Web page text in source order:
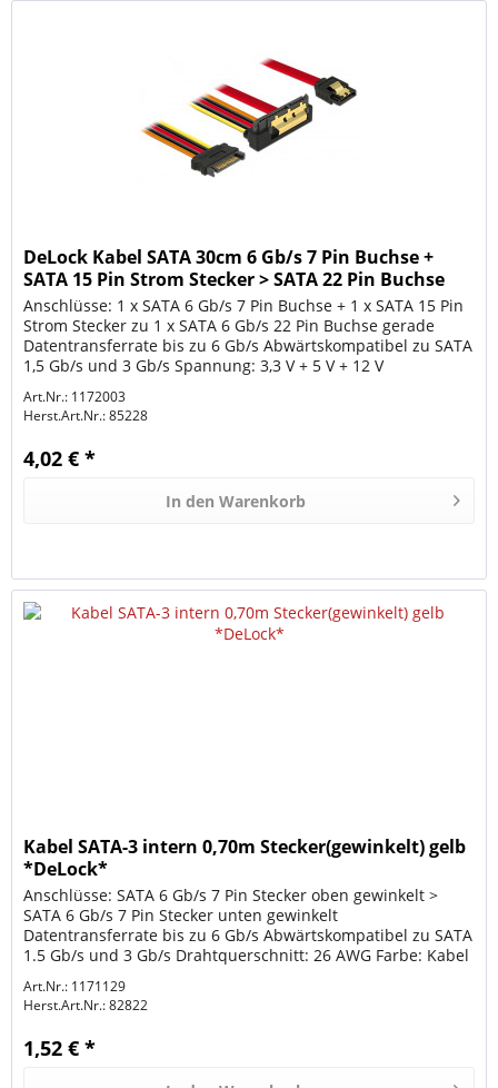
DeLock Kabel SATA 30cm 6 Gb/s 7 Pin Buchse +
SATA 15 Pin Strom Stecker > SATA 22 Pin Buchse
gerade
Anschlüsse: 1 x SATA 6 Gb/s 7 Pin Buchse + 1 x SATA 15 Pin
Strom Stecker zu 1 x SATA 6 Gb/s 22 Pin Buchse gerade
Datentransferrate bis zu 6 Gb/s Abwärtskompatibel zu SATA
1,5 Gb/s und 3 Gb/s Spannung: 3,3 V + 5 V + 12 V
Art.Nr.: 1172003
Herst.Art.Nr.:85228
4,02 € *
In den Warenkorb
Kabel SATA-3 intern 0,70m Stecker(gewinkelt) gelb
*DeLock*
Anschlüsse: SATA 6 Gb/s 7 Pin Stecker oben gewinkelt >
SATA 6 Gb/s 7 Pin Stecker unten gewinkelt
Datentransferrate bis zu 6 Gb/s Abwärtskompatibel zu SATA
1.5 Gb/s und 3 Gb/s Drahtquerschnitt: 26 AWG Farbe: Kabel
Art.Nr.: 1171129
Herst.Art.Nr.:82822
1,52 € *